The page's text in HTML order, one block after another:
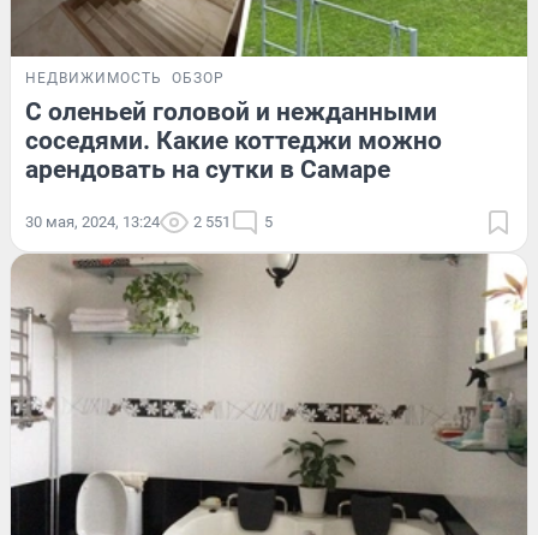
НЕДВИЖИМОСТЬ ОБЗОР
С оленьей головой и нежданными
соседями. Какие коттеджи можно
арендовать на сутки в Самаре
30 мая, 2024, 13:24 2 551 5